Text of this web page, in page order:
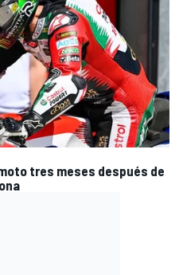
tres meses después de